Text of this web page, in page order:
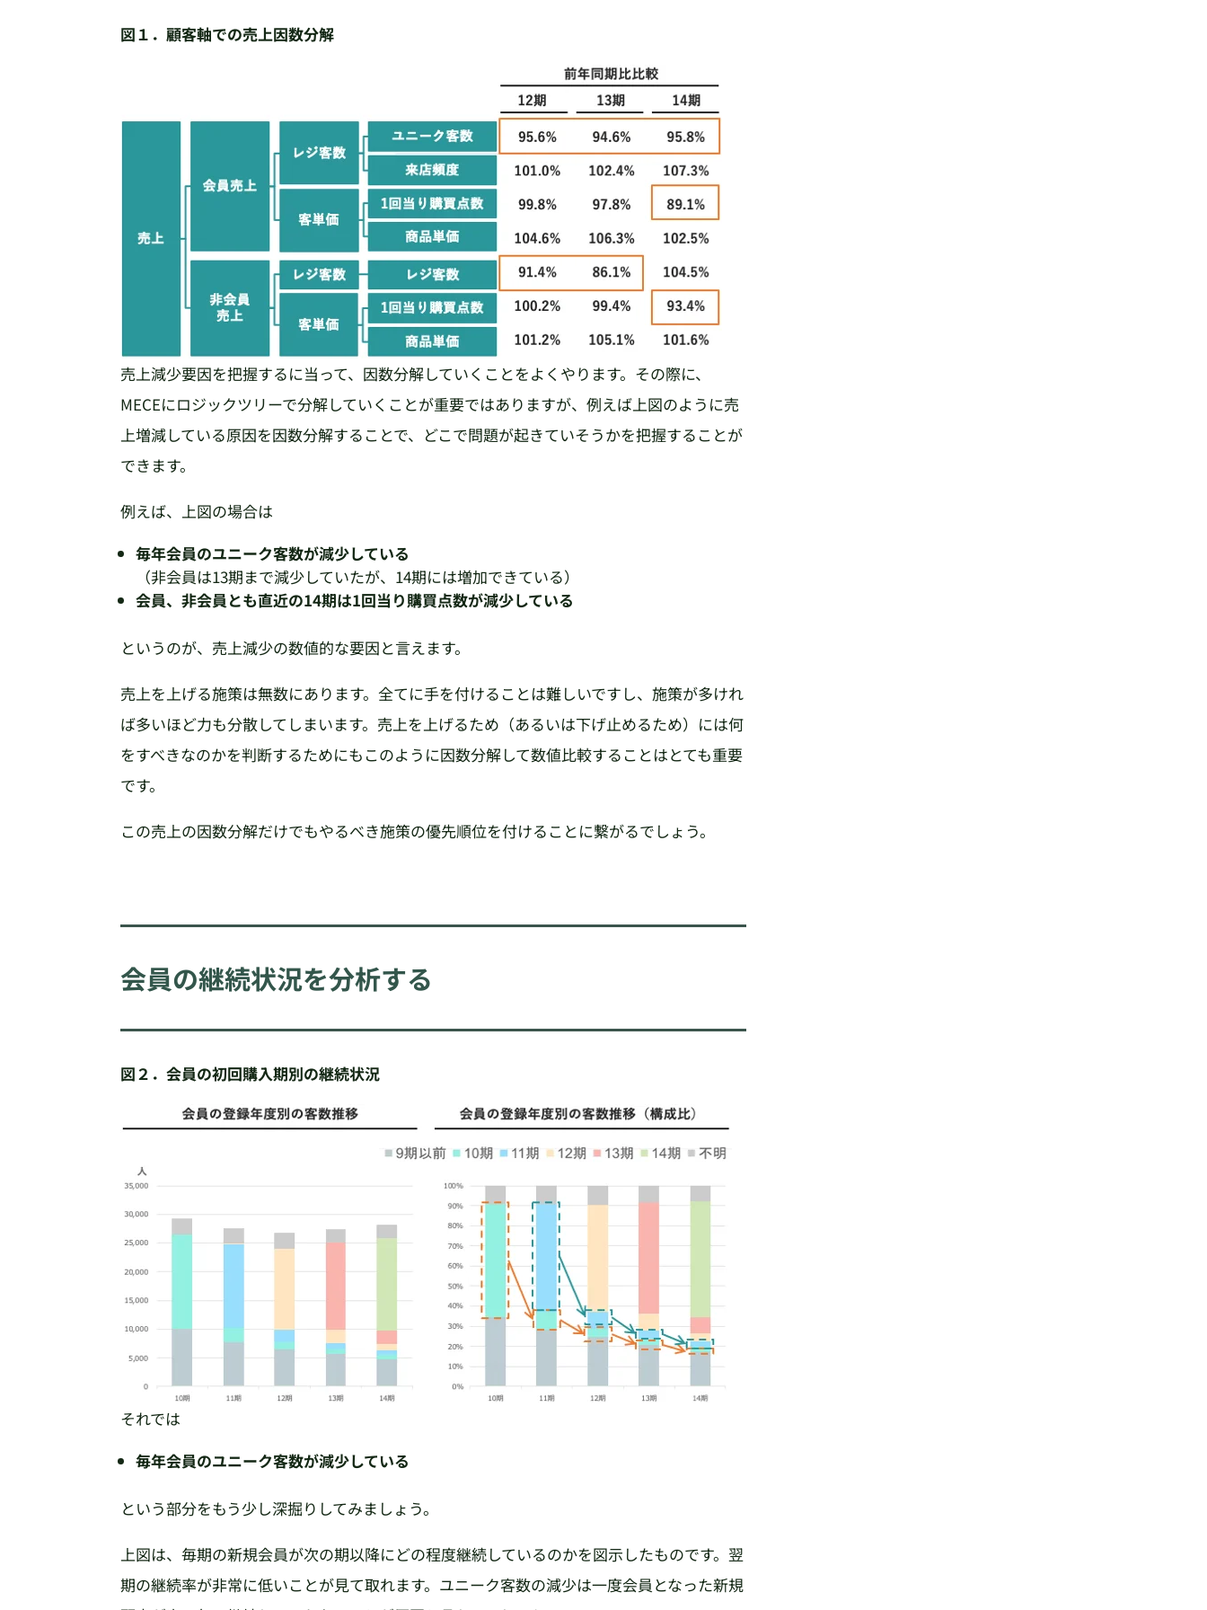
図１．顧客軸での売上因数分解
売上減少要因を把握するに当って、因数分解していくことをよくやります。その際に、
MECEにロジックツリーで分解していくことが重要ではありますが、例えば上図のように売
上増減している原因を因数分解することで、どこで問題が起きていそうかを把握することが
できます。
例えば、上図の場合は
毎年会員のユニーク客数が減少している
（非会員は13期まで減少していたが、14期には増加できている）
会員、非会員とも直近の14期は1回当り購買点数が減少している
というのが、売上減少の数値的な要因と言えます。
売上を上げる施策は無数にあります。全てに手を付けることは難しいですし、施策が多けれ
ば多いほど力も分散してしまいます。売上を上げるため（あるいは下げ止めるため）には何
をすべきなのかを判断するためにもこのように因数分解して数値比較することはとても重要
です。
この売上の因数分解だけでもやるべき施策の優先順位を付けることに繋がるでしょう。
会員の継続状況を分析する
図２．会員の初回購入期別の継続状況
それでは
毎年会員のユニーク客数が減少している
という部分をもう少し深掘りしてみましょう。
上図は、毎期の新規会員が次の期以降にどの程度継続しているのかを図示したものです。翌
期の継続率が非常に低いことが見て取れます。ユニーク客数の減少は一度会員となった新規